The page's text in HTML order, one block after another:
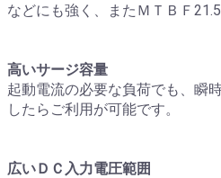
などにも強く、またＭＴＢＦ
高いサージ容量
起動電流の必要な負荷でも、瞬
したらご利用が可能です。
広いＤＣ入力電圧範囲